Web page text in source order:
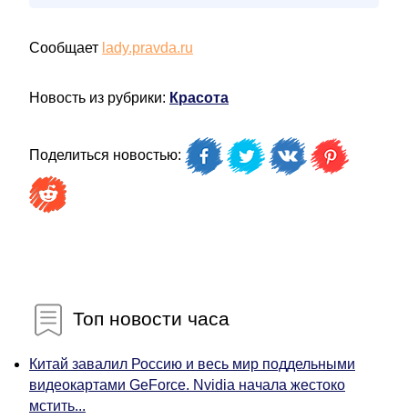
Сообщает lady.pravda.ru
Новость из рубрики: Красота
Поделиться новостью:
Топ новости часа
Китай завалил Россию и весь мир поддельными
видеокартами GeForce. Nvidia начала жестоко
мстить...